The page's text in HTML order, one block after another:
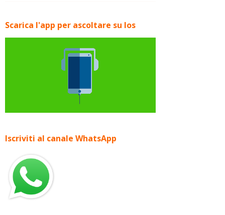
Scarica l'app per ascoltare su Ios
Iscriviti al canale WhatsApp